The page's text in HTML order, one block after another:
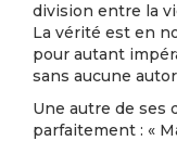
division entre la
La vérité est en
pour autant
sans aucune
Une autre de ses
parfaitement : «